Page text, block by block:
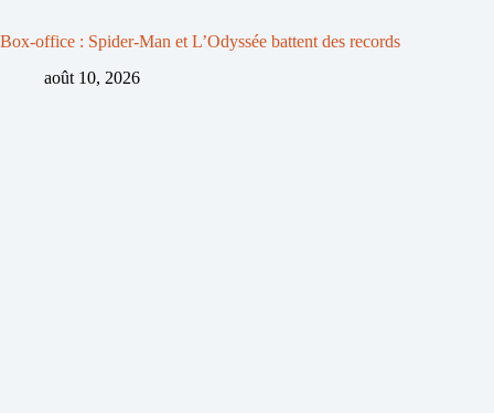
Box-office : Spider-Man et L’Odyssée battent des records
août 10, 2026